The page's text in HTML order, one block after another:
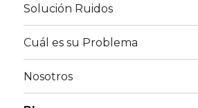
Solución Ruidos
Cuál es su Problema
Nosotros